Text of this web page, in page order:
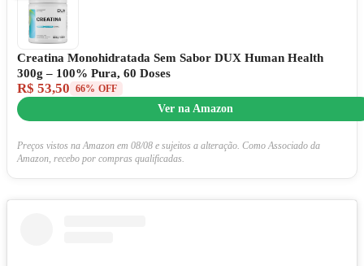
Creatina Monohidratada Sem Sabor DUX Human Health
300g – 100% Pura, 60 Doses
R$ 53,50 66% OFF
Ver na Amazon
Preços vistos na Amazon em 08/08 e sujeitos a alteração. Como Associado da
Amazon, recebo por compras qualificadas.